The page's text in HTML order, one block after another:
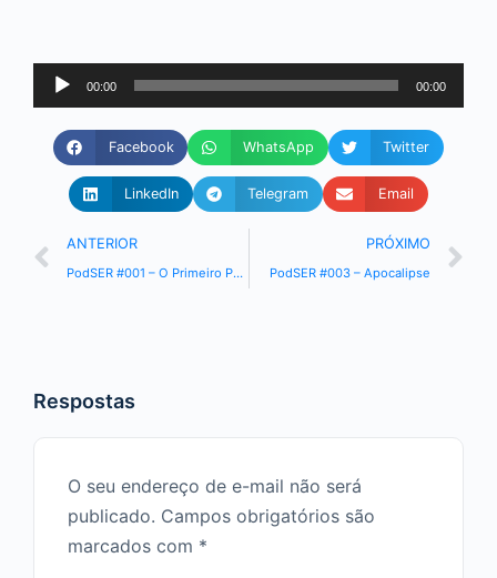
Tocador
de
áudio
00:00 00:00
Facebook WhatsApp Twitter
LinkedIn Telegram Email
ANTERIOR
PodSER #001 – O Primeiro PodSER
PRÓXIMO
PodSER #003 – Apocalipse
Respostas
O seu endereço de e-mail não será
publicado. Campos obrigatórios são
marcados com *